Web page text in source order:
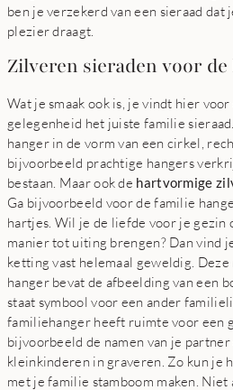
ben je verzekerd van een sieraad dat
plezier draagt.
Zilveren sieraden voor
Wat je smaak ook is, je vindt hier
gelegenheid het juiste familie
hanger in de vorm van een cirkel,
bijvoorbeeld prachtige hangers
bestaan. Maar ook de hartvormige
Ga bijvoorbeeld voor de familie
hartjes. Wil je de liefde voor je gezin
manier tot uiting brengen? Dan vind
ketting vast helemaal geweldig.
hanger bevat de afbeelding van een
staat symbool voor een ander
familiehanger heeft ruimte voor een
bijvoorbeeld de namen van je
kleinkinderen in graveren. Zo kun je
met je familie stamboom maken.